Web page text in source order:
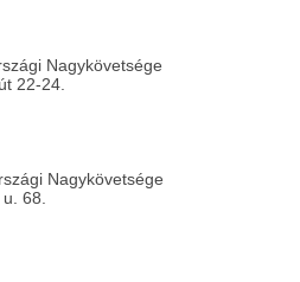
Nagykövetsége
22-24.
Nagykövetsége
68.